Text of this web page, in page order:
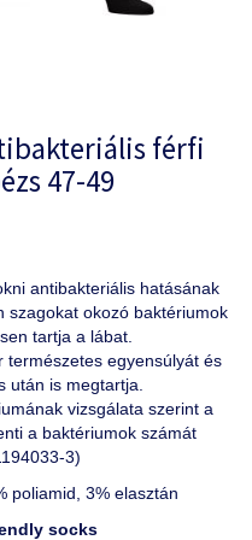
férfi
47-49
antibakteriális hatásának
szagokat okozó baktériumok
tartja a lábat.
természetes egyensúlyát és
után is megtartja.
vizsgálata szerint a
a baktériumok számát
3)
poliamid, 3% elasztán
socks